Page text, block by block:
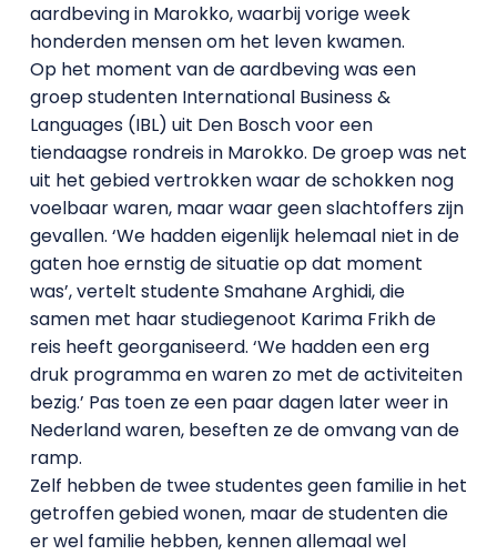
aardbeving in Marokko, waarbij vorige week
honderden mensen om het leven kwamen.
Op het moment van de aardbeving was een
groep studenten International Business &
Languages (IBL) uit Den Bosch voor een
tiendaagse rondreis in Marokko. De groep was net
uit het gebied vertrokken waar de schokken nog
voelbaar waren, maar waar geen slachtoffers zijn
gevallen. ‘We hadden eigenlijk helemaal niet in de
gaten hoe ernstig de situatie op dat moment
was’, vertelt studente Smahane Arghidi, die
samen met haar studiegenoot Karima Frikh de
reis heeft georganiseerd. ‘We hadden een erg
druk programma en waren zo met de activiteiten
bezig.’ Pas toen ze een paar dagen later weer in
Nederland waren, beseften ze de omvang van de
ramp.
Zelf hebben de twee studentes geen familie in het
getroffen gebied wonen, maar de studenten die
er wel familie hebben, kennen allemaal wel